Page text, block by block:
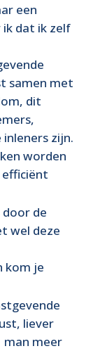
een
dat ik zelf
samen met
dit
zijn.
worden
door de
wel deze
kom je
liever
man meer